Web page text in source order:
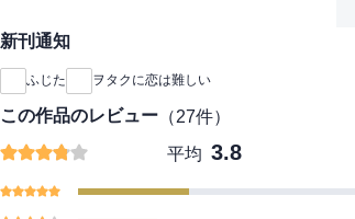
新刊通知
ふじた ヲタクに恋は難しい
この作品のレビュー （27件）
平均 3.8